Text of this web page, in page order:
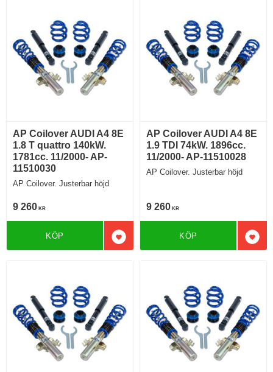
AP Coilover AUDI A4 8E
1.8 T quattro 140kW.
1781cc. 11/2000- AP-
11510030
AP Coilover. Justerbar höjd
9 260 KR
Lägg till i favoriter
KÖP
AP Coilover AUDI A4 8E
1.9 TDI 74kW. 1896cc.
11/2000- AP-11510028
AP Coilover. Justerbar höjd
9 260 KR
KÖP